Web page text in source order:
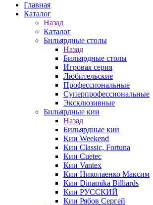
Главная
Каталог
Назад
Каталог
Бильярдные столы
Назад
Бильярдные столы
Игровая серия
Любительские
Профессиональные
Суперпрофессиональные
Эксклюзивные
Бильярдные кии
Назад
Бильярдные кии
Кии Weekend
Кии Classic, Fortuna
Кии Cuetec
Кии Vantex
Кии Николаенко Максим
Кии Dinamika Billiards
Кии РУССКИЙ
Кии Рябов Сергей